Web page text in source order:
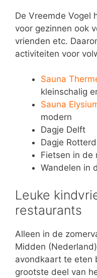
De Vreemde Vogel
voor gezinnen ook
vrienden etc.
activiteiten voor
Sauna
kleinschalig
Sauna
modern
Dagje Delft
Dagje
Fietsen in de
Wandelen in
Leuke
restaurants
Alleen in de
Midden
avondkaart te eten
grootste deel van